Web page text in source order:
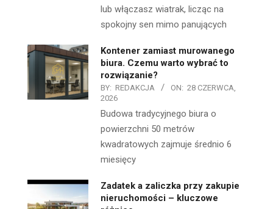
lub włączasz wiatrak, licząc na
spokojny sen mimo panujących
Kontener zamiast murowanego
biura. Czemu warto wybrać to
rozwiązanie?
BY: REDAKCJA ON: 28 CZERWCA,
2026
Budowa tradycyjnego biura o
powierzchni 50 metrów
kwadratowych zajmuje średnio 6
miesięcy
Zadatek a zaliczka przy zakupie
nieruchomości – kluczowe